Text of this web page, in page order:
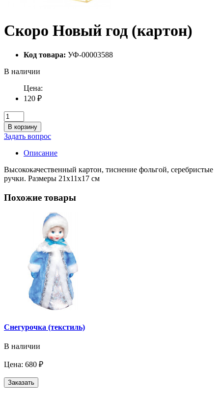
Скоро Новый год (картон)
Код товара: УФ-00003588
В наличии
Цена:
120 ₽
В корзину
Задать вопрос
Описание
Высококачественный картон, тиснение фольгой, серебристые
ручки. Размеры 21х11х17 см
Похожие товары
Снегурочка (текстиль)
В наличии
Цена: 680 ₽
Заказать